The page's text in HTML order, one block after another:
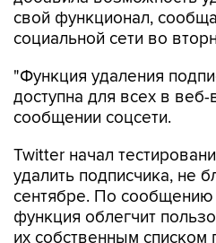
свой функционал,
социальной сети во
"Функция удаления
доступна для всех в веб-
сообщении соцсети.
Twitter начал
удалить подписчика, не
сентябре. По сообщению
функция облегчит
их собственным списком